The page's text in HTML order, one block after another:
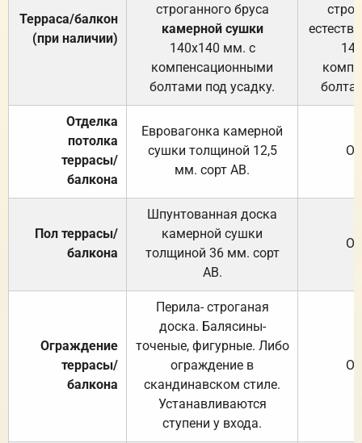
Терраса/балкон
(при наличии)
строганного бруса
камерной сушки
140х140 мм. с
компенсационными
болтами под усадку.
Отделка
потолка
террасы/
балкона
Евровагонка камерной
сушки толщиной 12,5
мм. сорт АВ.
Пол террасы/
балкона
Шпунтованная доска
камерной сушки
толщиной 36 мм. сорт
АВ.
Ограждение
террасы/
балкона
Перила- строганая
доска. Балясины-
точеные, фигурные. Либо
ограждение в
скандинавском стиле.
Устанавливаются
ступени у входа.